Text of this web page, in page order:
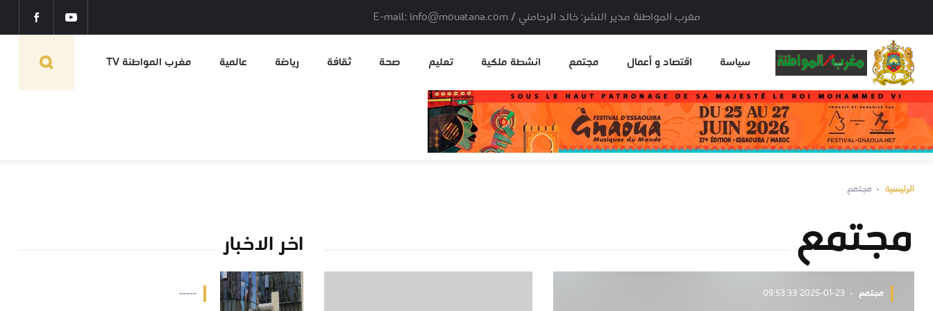
مغرب المواطنة مدير النشر: خالد الرحامني / E-mail: info@mouatana.com
سياسة اقتصاد و أعمال مجتمع انشطة ملكية تعليم صحة ثقافة رياضة عالمية مغرب المواطنة TV
الرئيسية مجتمع
مجتمع
مجتمع 2025-01-23 09:53:33
اخر الاخبار
-----